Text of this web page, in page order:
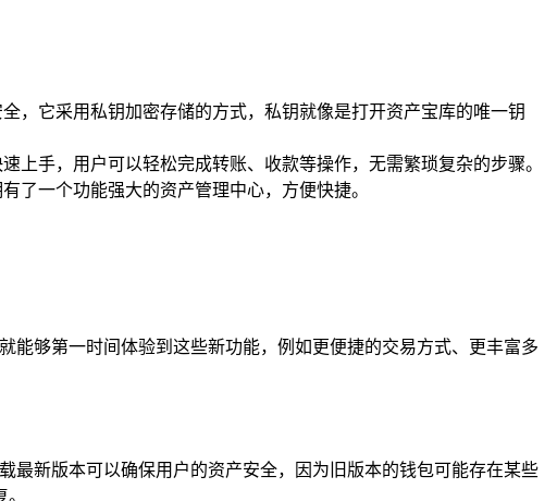
，它采用私钥加密存储的方式，私钥就像是打开资产宝库的唯一钥
上手，用户可以轻松完成转账、收款等操作，无需繁琐复杂的步骤。
了一个功能强大的资产管理中心，方便快捷。
能够第一时间体验到这些新功能，例如更便捷的交易方式、更丰富多
最新版本可以确保用户的资产安全，因为旧版本的钱包可能存在某些